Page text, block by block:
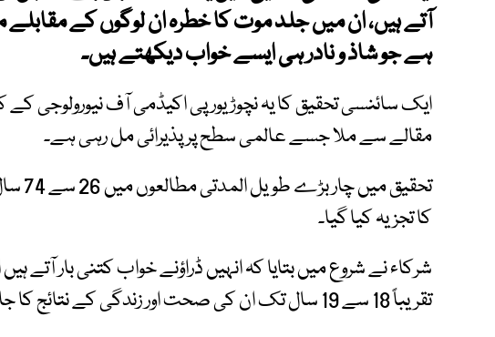
آتے ہیں، ان میں جلد موت کا خطرہ ان لوگوں کے مقابلے
ہے جو شاذ و نادر ہی ایسے خواب دیکھتے ہیں۔
ایک سائنسی تحقیق کا یہ نچوڑ یورپی اکیڈمی آف نیورولوجی
مقالے سے ملا جسے عالمی سطح پر پذیرائی مل رہی ہے۔
کا تجزیہ کیا گیا۔
شرکاء نے شروع میں بتایا کہ انہیں ڈراؤنے خواب کتنی بار آتے
تقریباً 18 سے 19 سال تک ان کی صحت اور زندگی کے نتائج کا جائزہ لیا۔